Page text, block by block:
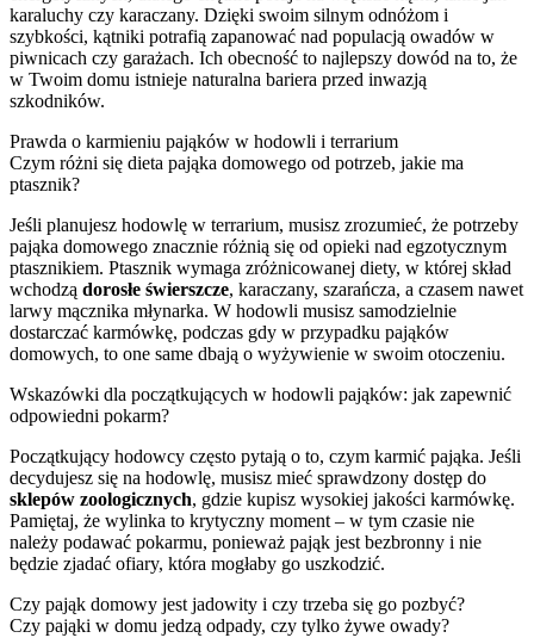
karaluchy czy karaczany. Dzięki swoim silnym odnóżom i
szybkości, kątniki potrafią zapanować nad populacją owadów w
piwnicach czy garażach. Ich obecność to najlepszy dowód na to, że
w Twoim domu istnieje naturalna bariera przed inwazją
szkodników.
Prawda o karmieniu pająków w hodowli i terrarium
Czym różni się dieta pająka domowego od potrzeb, jakie ma
ptasznik?
Jeśli planujesz hodowlę w terrarium, musisz zrozumieć, że potrzeby
pająka domowego znacznie różnią się od opieki nad egzotycznym
ptasznikiem. Ptasznik wymaga zróżnicowanej diety, w której skład
wchodzą dorosłe świerszcze, karaczany, szarańcza, a czasem nawet
larwy mącznika młynarka. W hodowli musisz samodzielnie
dostarczać karmówkę, podczas gdy w przypadku pająków
domowych, to one same dbają o wyżywienie w swoim otoczeniu.
Wskazówki dla początkujących w hodowli pająków: jak zapewnić
odpowiedni pokarm?
Początkujący hodowcy często pytają o to, czym karmić pająka. Jeśli
decydujesz się na hodowlę, musisz mieć sprawdzony dostęp do
sklepów zoologicznych, gdzie kupisz wysokiej jakości karmówkę.
Pamiętaj, że wylinka to krytyczny moment – w tym czasie nie
należy podawać pokarmu, ponieważ pająk jest bezbronny i nie
będzie zjadać ofiary, która mogłaby go uszkodzić.
Czy pająk domowy jest jadowity i czy trzeba się go pozbyć?
Czy pająki w domu jedzą odpady, czy tylko żywe owady?